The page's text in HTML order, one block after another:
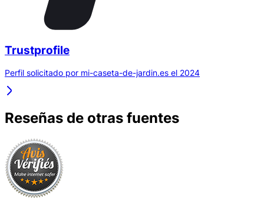
Trustprofile
Perfil solicitado por mi-caseta-de-jardin.es el 2024
Reseñas de otras fuentes